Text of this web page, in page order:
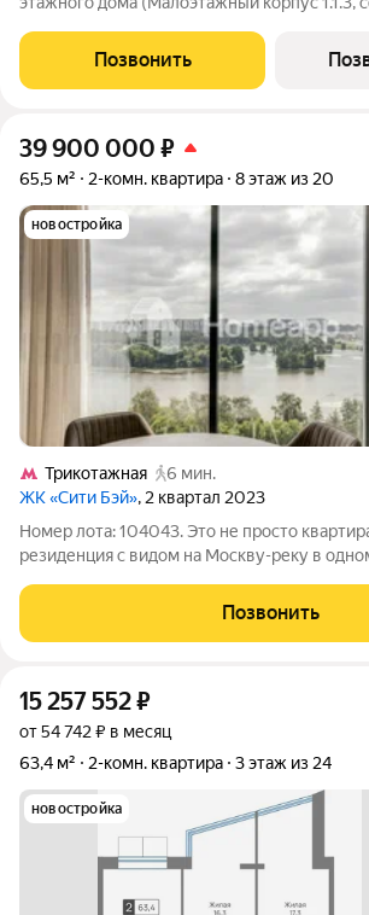
земли, функциональная планировка,
«Строгино 360»
Позвонить
39 900 000 ₽
65,5 м² 2-комн. квартира 8 этаж из 20
новостройка
Трикотажная
6 мин.
ЖК «Сити Бэй», 2 квартал 2023
Номер лота: 104043. Это не просто квартира это Ваша
резиденция с видом на Москву-реку в
пространство, где каждый метр работает
Гостиная-кухня становится
Позвонить
15 257 552₽
от 54 742 ₽ в месяц
63,4 м²
2-комн. квартира 3 этаж из 24
новостройка